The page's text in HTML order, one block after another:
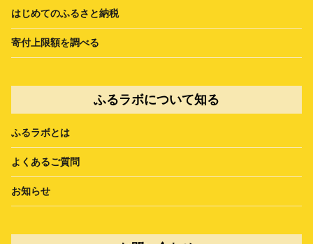
はじめてのふるさと納税
寄付上限額を調べる
ふるラボについて知る
ふるラボとは
よくあるご質問
お知らせ